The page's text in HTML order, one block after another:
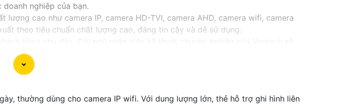
nghiệp của bạn.
cao như camera IP, camera HD-TVI, camera AHD, camera wifi, camera
theo tiêu chuẩn chất lượng cao, đáng tin cậy và dễ sử dụng.
của bạn.
hoặc doanh nghiệp của mình, Camera Vantech Việt Nam là một lựa chọn
thường dùng cho camera IP wifi. Với dung lượng lớn, thẻ hỗ trợ ghi hình liên